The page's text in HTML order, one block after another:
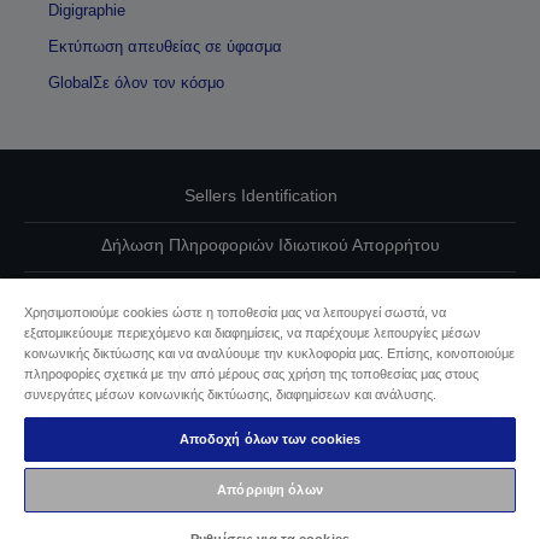
Digigraphie
Εκτύπωση απευθείας σε ύφασμα
GlobalΣε όλον τον κόσμο
Sellers Identification
Δήλωση Πληροφοριών Ιδιωτικού Απορρήτου
Επικοινωνήστε μαζί μας για τα δεδομένα σας
Πληροφορίες σχετικά με τα cookie
Δέσμευση της Epson για προσβασιμότητα
Πνευματικά δικαιώματα © 2026 Seiko Epson
Χρησιμοποιούμε cookies ώστε η τοποθεσία μας να λειτουργεί σωστά, να
εξατομικεύουμε περιεχόμενο και διαφημίσεις, να παρέχουμε λειτουργίες μέσων
κοινωνικής δικτύωσης και να αναλύουμε την κυκλοφορία μας. Επίσης, κοινοποιούμε
πληροφορίες σχετικά με την από μέρους σας χρήση της τοποθεσίας μας στους
συνεργάτες μέσων κοινωνικής δικτύωσης, διαφημίσεων και ανάλυσης.
Αποδοχή όλων των cookies
Απόρριψη όλων